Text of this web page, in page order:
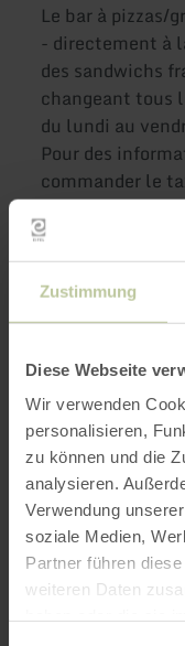
Zustimmung
Diese Webseite
Wir verwenden
personalisieren,
zu können und die
analysieren.
Verwendung
soziale Medien,
Partner führen
weiteren Daten
Le bar à pizzas/
- directement à
des sandwichs
changeant tous
du lundi au
Pour des
commander le
498863.
Plus
Heures
Catégories